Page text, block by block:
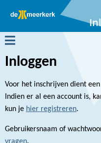
Inloggen
Voor het inschrijven dient
Indien er al een account is,
kun je hier registreren.
Gebruikersnaam of
vragen.